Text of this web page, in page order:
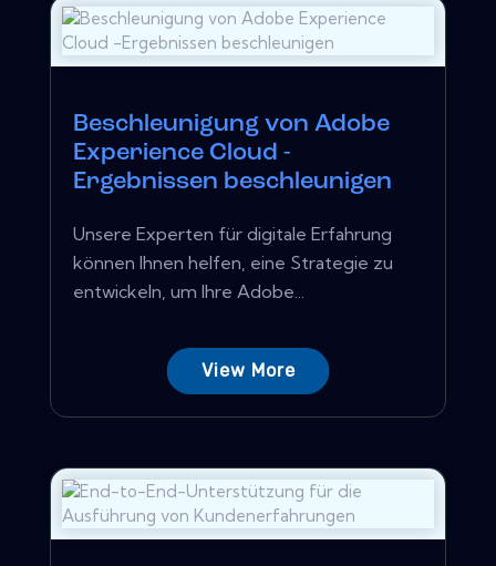
Beschleunigung von Adobe
Experience Cloud -
Ergebnissen beschleunigen
Unsere Experten für digitale Erfahrung
können Ihnen helfen, eine Strategie zu
entwickeln, um Ihre Adobe...
View More